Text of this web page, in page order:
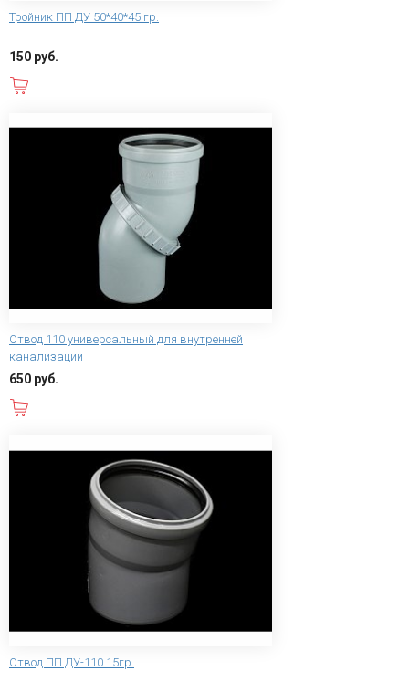
Тройник ПП ДУ 50*40*45 гр.
150 руб.
Отвод 110 универсальный для внутренней
канализации
650 руб.
Отвод ПП ДУ-110 15гр.